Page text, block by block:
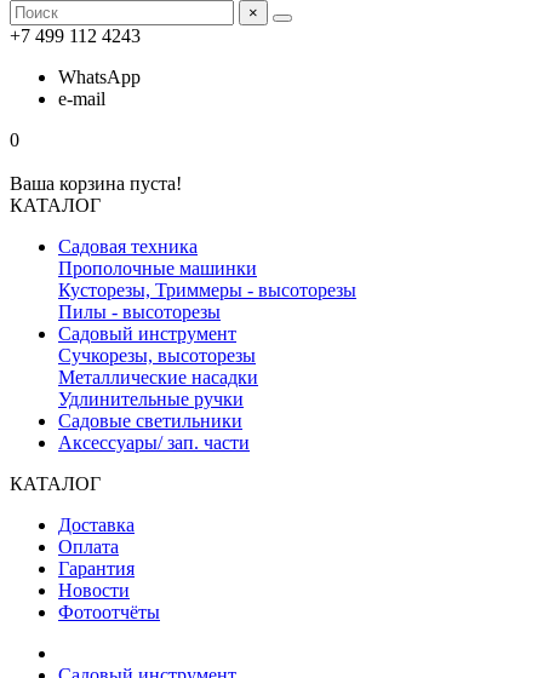
×
+7 499 112 4243
WhatsApp
e-mail
0
Ваша корзина пуста!
КАТАЛОГ
Садовая техника
Прополочные машинки
Кусторезы, Триммеры - высоторезы
Пилы - высоторезы
Садовый инструмент
Сучкорезы, высоторезы
Металлические насадки
Удлинительные ручки
Садовые светильники
Аксессуары/ зап. части
КАТАЛОГ
Доставка
Оплата
Гарантия
Новости
Фотоотчёты